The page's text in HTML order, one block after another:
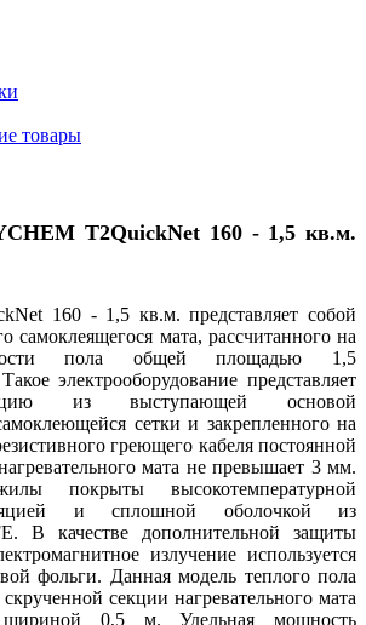
товары
T2QuickNet 160 - 1,5 кв.м.
160 - 1,5 кв.м. представляет собой
самоклеящегося мата, рассчитанного на
пола общей площадью 1,5
электрооборудование представляет
из выступающей основой
сетки и закрепленного на
греющего кабеля постоянной
мата не превышает 3 мм.
покрыты высокотемпературной
и сплошной оболочкой из
В качестве дополнительной защиты
излучение используется
фольги. Данная модель теплого пола
секции нагревательного мата
0,5 м. Удельная мощность